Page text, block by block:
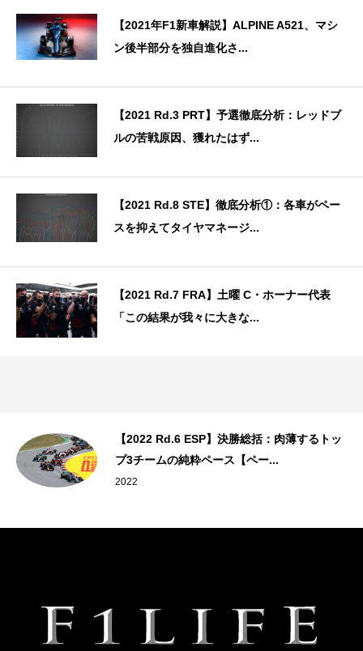
【2021年F1新車解説】ALPINE A521、マシ
ン後半部分を独自進化さ...
【2021 Rd.3 PRT】予選徹底分析：レッドブ
ルの苦戦原因、獲れたはず...
【2021 Rd.8 STE】徹底分析①：各車がペー
スを抑えてタイヤマネージ...
【2021 Rd.7 FRA】土曜 C・ホーナー代表
「この結果が我々に大きな...
【2022 Rd.6 ESP】決勝総括：肉薄するトッ
プ3チームの純粋ペース【ペー...
2022